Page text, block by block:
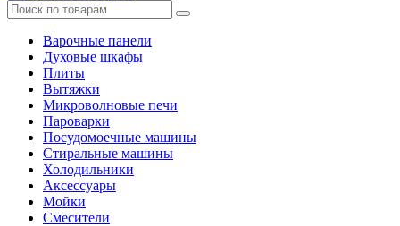
Варочные панели
Духовые шкафы
Плиты
Вытяжки
Микроволновые печи
Пароварки
Посудомоечные машины
Стиральные машины
Холодильники
Аксессуары
Мойки
Cмесители